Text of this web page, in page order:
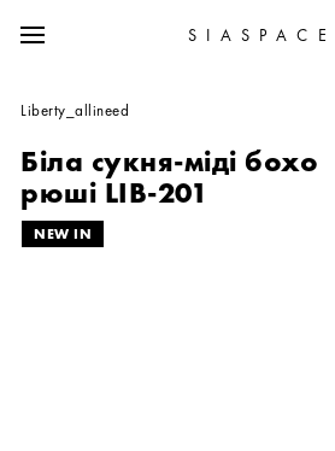
SIASPACE
Liberty_allineed
Біла сукня-міді бохо
рюші LIB-201